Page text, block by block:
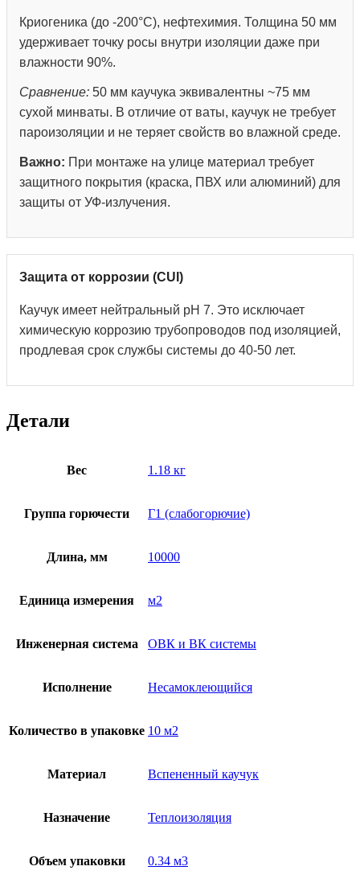
Криогеника (до -200°С), нефтехимия. Толщина 50 мм
удерживает точку росы внутри изоляции даже при
влажности 90%.
Сравнение: 50 мм каучука эквивалентны ~75 мм
сухой минваты. В отличие от ваты, каучук не требует
пароизоляции и не теряет свойств во влажной среде.
Важно: При монтаже на улице материал требует
защитного покрытия (краска, ПВХ или алюминий) для
защиты от УФ-излучения.
Защита от коррозии (CUI)
Каучук имеет нейтральный pH 7. Это исключает
химическую коррозию трубопроводов под изоляцией,
продлевая срок службы системы до 40-50 лет.
Детали
Вес 1.18 кг
Группа горючести Г1 (слабогорючие)
Длина, мм 10000
Единица измерения м2
Инженерная система ОВК и ВК системы
Исполнение Несамоклеющийся
Количество в упаковке 10 м2
Материал Вспененный каучук
Назначение Теплоизоляция
Объем упаковки 0.34 м3